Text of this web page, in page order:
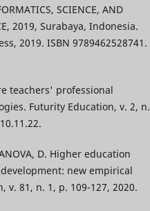
SCIENCE, AND
2019, Surabaya, Indonesia.
2019. ISBN 9789462528741.
teachers' professional
Futurity Education, v. 2, n.
D. Higher education
new empirical
81, n. 1, p. 109-127, 2020.